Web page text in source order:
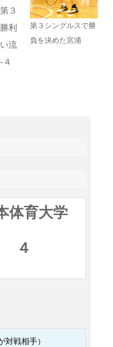
３
利
流
第３シングルスで勝
負を決めた宮浦
体育大学
４
対戦相手）